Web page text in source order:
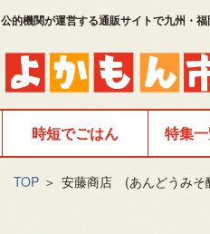
公的機関が運営する通販サイトで九州・
時短でごはん 特集
TOP ＞ 安藤商店 (あんどうみ